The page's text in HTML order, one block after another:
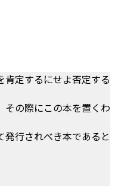
定するにせよ否定する
その際にこの本を置くわ
行されべき本であると